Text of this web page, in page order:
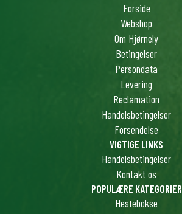
Forside
Webshop
Om Hjørnely
Betingelser
Persondata
Levering
Reclamation
Handelsbetingelser
Forsendelse
VIGTIGE LINKS
Handelsbetingelser
Kontakt os
POPULÆRE KATEGORIER
Hestebokse